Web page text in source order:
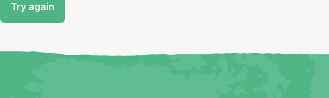
Try again